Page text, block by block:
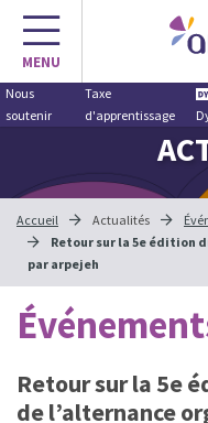
Aller
contenu
MENU
Nous
soutenir
Taxe
d'apprentissage
Accueil Actualités
Retour sur la 5e édition
par arpejeh
Retour sur la 5e
de l’alternance